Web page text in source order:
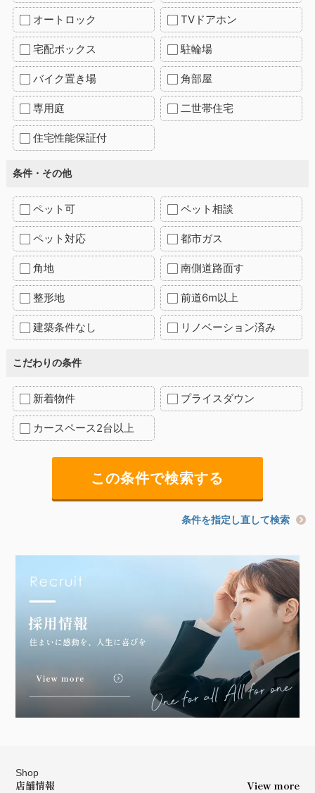
オートロック TVドアホン
宅配ボックス 駐輪場
バイク置き場 角部屋
専用庭 二世帯住宅
住宅性能保証付
条件・その他
ペット可 ペット相談
ペット対応 都市ガス
角地 南側道路面す
整形地 前道6m以上
建築条件なし リノベーション済み
こだわりの条件
新着物件 プライスダウン
カースペース2台以上
条件を指定し直して検索
Shop
店舗情報 View more